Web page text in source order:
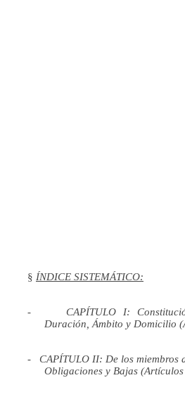
§ ÍNDICE SISTEMÁTICO:
- CAPÍTULO I:
Duración, Ámbito y Domicilio
- CAPÍTULO II: De los miembros
Obligaciones y Bajas (Artículos